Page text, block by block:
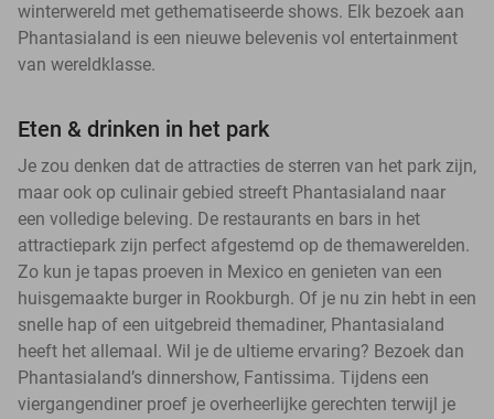
winterwereld met gethematiseerde shows. Elk bezoek aan
Phantasialand is een nieuwe belevenis vol entertainment
van wereldklasse.
Eten & drinken in het park
Je zou denken dat de attracties de sterren van het park zijn,
maar ook op culinair gebied streeft Phantasialand naar
een volledige beleving. De restaurants en bars in het
attractiepark zijn perfect afgestemd op de themawerelden.
Zo kun je tapas proeven in Mexico en genieten van een
huisgemaakte burger in Rookburgh. Of je nu zin hebt in een
snelle hap of een uitgebreid themadiner, Phantasialand
heeft het allemaal. Wil je de ultieme ervaring? Bezoek dan
Phantasialand’s dinnershow, Fantissima. Tijdens een
viergangendiner proef je overheerlijke gerechten terwijl je